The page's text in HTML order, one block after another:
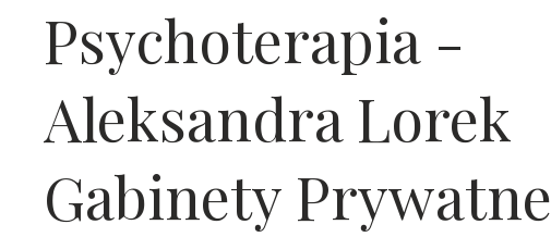
Psychoterapia -
Aleksandra Lorek
Gabinety Prywatne